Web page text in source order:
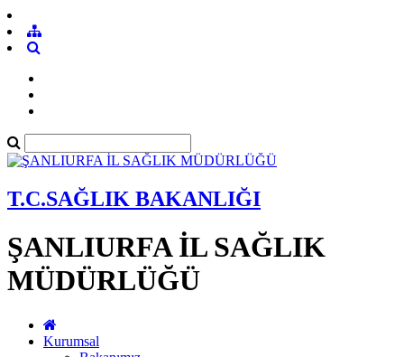
T.C.SAĞLIK BAKANLIĞI
ŞANLIURFA İL SAĞLIK
MÜDÜRLÜĞÜ
Kurumsal